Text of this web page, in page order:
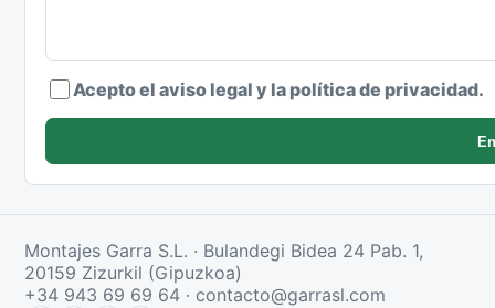
Acepto el aviso legal y la política de privacidad.
Montajes Garra S.L. · Bulandegi Bidea 24 Pab. 1,
20159 Zizurkil (Gipuzkoa)
+34 943 69 69 64 · contacto@garrasl.com